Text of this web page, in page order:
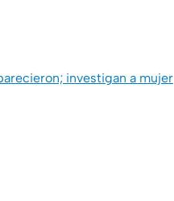
investigan a mujer